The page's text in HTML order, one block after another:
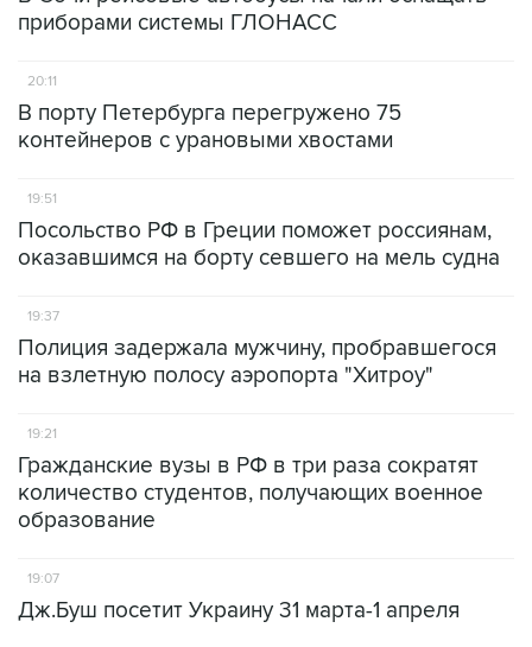
приборами системы ГЛОНАСС
20:11
В порту Петербурга перегружено 75
контейнеров с урановыми хвостами
19:51
Посольство РФ в Греции поможет россиянам,
оказавшимся на борту севшего на мель судна
19:37
Полиция задержала мужчину, пробравшегося
на взлетную полосу аэропорта "Хитроу"
19:21
Гражданские вузы в РФ в три раза сократят
количество студентов, получающих военное
образование
19:07
Дж.Буш посетит Украину 31 марта-1 апреля